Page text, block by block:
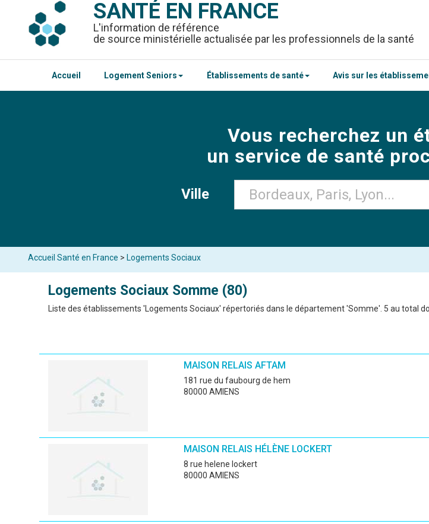
SANTÉ EN FRANCE
L'information de référence
de source ministérielle actualisée par les professionnels de la santé
Accueil Logement Seniors Établissements de santé Avis sur les
Vous recherchez un
un service de santé
Ville
Accueil Santé en France > Logements Sociaux
Logements Sociaux Somme (80)
Liste des établissements 'Logements Sociaux' répertoriés dans le département 'Somme'. 5 au total
MAISON RELAIS AFTAM
181 rue du faubourg de hem
80000 AMIENS
MAISON RELAIS HÉLÈNE LOCKERT
8 rue helene lockert
80000 AMIENS